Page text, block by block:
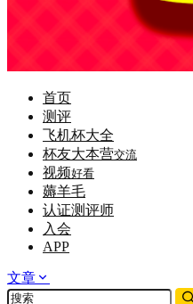
首页
测评
飞机杯大全
杯友大本营交流
视频好看
薅羊毛
认证测评师
入会
APP
文章